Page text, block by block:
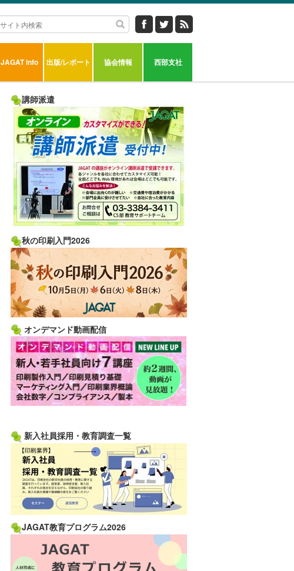
JAGAT info 出版/レポート 協会情報 西部支社
講師派遣
秋の印刷入門2026
オンデマンド動画配信
新入社員採用・教育調査一覧
JAGAT教育プログラム2026